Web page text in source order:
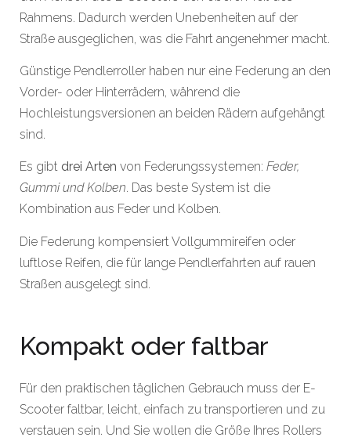
Rahmens. Dadurch werden Unebenheiten auf der
Straße ausgeglichen, was die Fahrt angenehmer macht.
Günstige Pendlerroller haben nur eine Federung an den
Vorder- oder Hinterrädern, während die
Hochleistungsversionen an beiden Rädern aufgehängt
sind.
Es gibt drei Arten von Federungssystemen: Feder,
Gummi und Kolben. Das beste System ist die
Kombination aus Feder und Kolben.
Die Federung kompensiert Vollgummireifen oder
luftlose Reifen, die für lange Pendlerfahrten auf rauen
Straßen ausgelegt sind.
Kompakt oder faltbar
Für den praktischen täglichen Gebrauch muss der E-
Scooter faltbar, leicht, einfach zu transportieren und zu
verstauen sein. Und Sie wollen die Größe Ihres Rollers